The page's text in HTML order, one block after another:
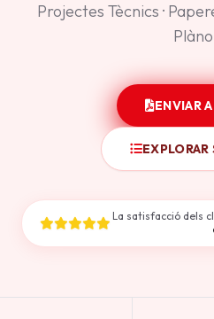
Projectes Tècnics ·
ENVIAR
EXPLORAR
La satisfacció dels